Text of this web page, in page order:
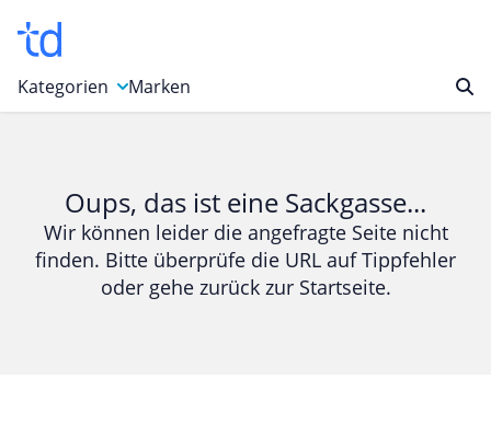
Kategorien
Bücher & Magazine
Computer & Elektronik
Entertainment & Media
Marken
Oups, das ist eine Sackgasse...
Wir können leider die angefragte Seite nicht
finden. Bitte überprüfe die URL auf Tippfehler
oder gehe zurück zur Startseite.